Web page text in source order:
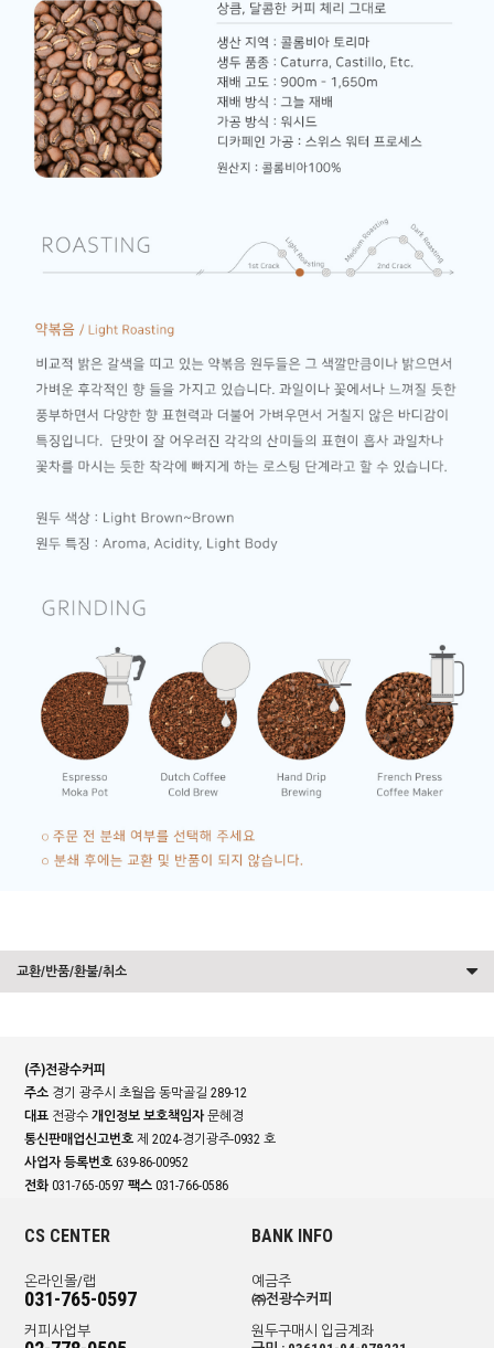
교환/반품/환불/취소
(주)전광수커피
주소 경기 광주시 초월읍 동막골길 289-12
대표 전광수개인정보 보호책임자문혜경
통신판매업신고번호 제 2024-경기광주-0932 호
사업자 등록번호 639-86-00952
전화 031-765-0597팩스 031-766-0586
CS CENTER
온라인몰/랩
031-765-0597
커피사업부
BANK INFO
예금주
㈜전광수커피
원두구매시 입금계좌